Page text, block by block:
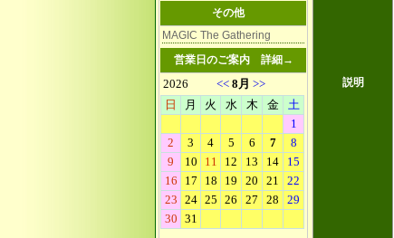
その他
MAGIC The Gathering
営業日のご案内 詳細→
説明